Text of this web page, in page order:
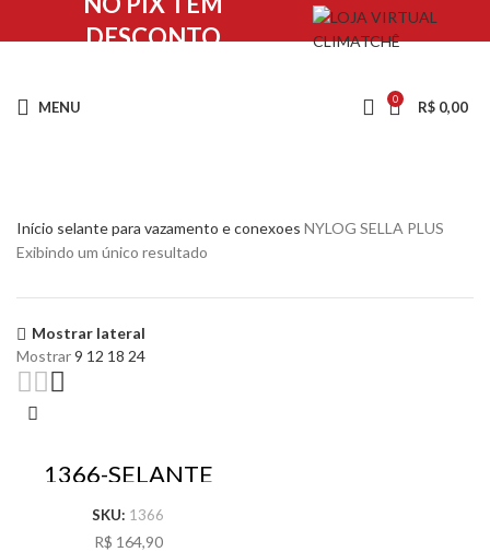
DESCONTO
MENU 0 R$ 0,00
Início selante para vazamento e conexoes NYLOG SELLA PLUS
Exibindo um único resultado
Mostrar lateral
Mostrar9 12 18 24
1366-SELANTE
SELLA PLUS K11
NYLOG FLANGES
E VEDACOES
SKU: 1366
R$ 164,90